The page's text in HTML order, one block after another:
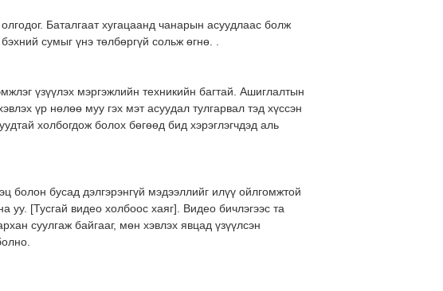
Баталгаат хугацаанд чанарын асуудлаас болж
сумыг үнэ төлбөргүй сольж өгнө. .
үзүүлэх мэргэжлийн техникийн багтай. Ашиглалтын
үр нөлөө муу гэх мэт асуудал тулгарвал тэд хүссэн
холбогдож болох бөгөөд бид хэрэглэгчдэд аль
болон бусад дэлгэрэнгүй мэдээллийг илүү ойлгомжтой
уу. [Тусгай видео холбоос хаяг] . Видео бичлэгээс та
суулгаж байгааг, мөн хэвлэх явцад үзүүлсэн